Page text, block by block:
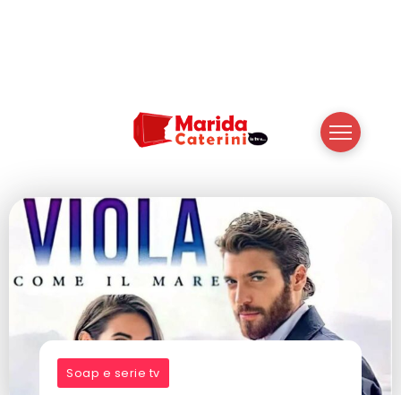
Soap e serie tv